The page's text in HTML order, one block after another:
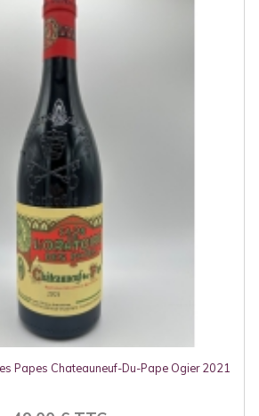
Papes Chateauneuf-Du-Pape Ogier 2021